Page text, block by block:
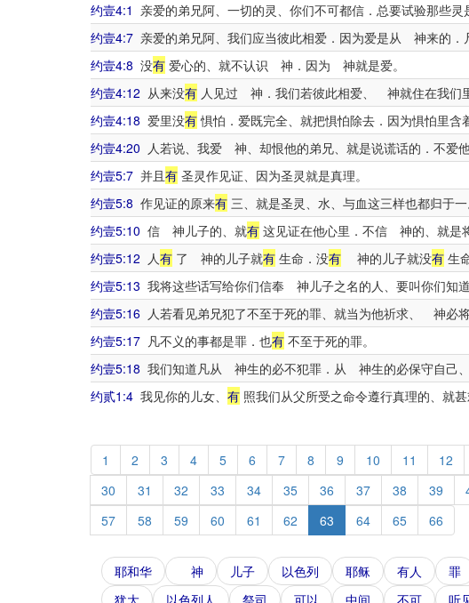
约壹4:1 亲爱的弟兄阿、一切的灵、你们不可都信．总要试验那些
约壹4:7 亲爱的弟兄阿、我们应当彼此相爱．因为爱是从 神来的．
约壹4:8 没有 爱心的、就不认识 神．因为 神就是爱。
约壹4:12 从来没有 人见过 神．我们若彼此相爱、 神就住在我们
约壹4:18 爱里没有惧怕．爱既完全、就把惧怕除去．因为惧怕里含
约壹4:20 人若说、我爱 神、却恨他的弟兄、就是说谎话的．不爱
约壹5:7 并且有 圣灵作见证、因为圣灵就是真理。
约壹5:8 作见证的原来有 三、就是圣灵、水、与血这三样也都归于一
约壹5:10 信 神儿子的、就有 这见证在他心里．不信 神的、就是
约壹5:12 人有 了 神的儿子就有 生命．没有 神的儿子就没有 生
约壹5:13 我将这些话写给你们信奉 神儿子之名的人、要叫你们知
约壹5:16 人若看见弟兄犯了不至于死的罪、就当为他祈求、 神必
约壹5:17 凡不义的事都是罪．也有 不至于死的罪。
约壹5:18 我们知道凡从 神生的必不犯罪．从 神生的必保守自己
约贰1:4 我见你的儿女、 有 照我们从父所受之命令遵行真理的、就甚
1 2 3 4 5 6 7 8 9 10 11 12
30
31 32 33 34 35 36 37 38 39
57
58 59 60 61 62 63 64 65 66
耶和华 神 儿子 以色列 耶稣 有人 罪
犹大
以色列人 祭司 可以 中间 不可 听